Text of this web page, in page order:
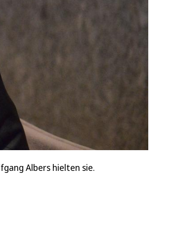
Albers hielten sie.